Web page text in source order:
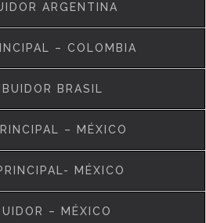
ARGENTINA
– COLOMBIA
BRASIL
– MÉXICO
MÉXICO
– MÉXICO